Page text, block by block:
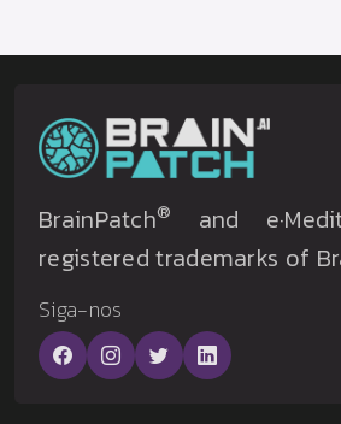
BrainPatch® and
registered trademarks of
Siga-nos